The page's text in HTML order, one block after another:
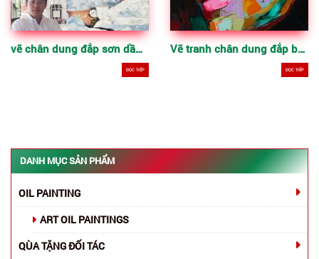
vẽ chân dung đắp sơn dầu nghệ thuật theo yêu cầu, làm quà tặng ý nghĩa
ĐỌC TIẾP
Vẽ tranh chân dung đắp bay nghệ thuật
ĐỌC TIẾP
DANH MỤC SẢN PHẨM
OIL PAINTING
ART OIL PAINTINGS
QÙA TẶNG ĐỐI TÁC